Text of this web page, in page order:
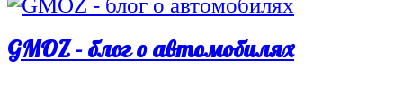
GMOZ - блог о автомобилях